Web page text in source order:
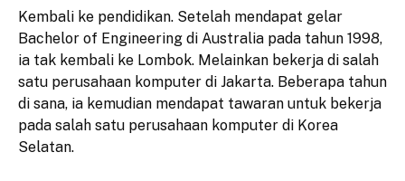
Kembali ke pendidikan. Setelah mendapat gelar
Bachelor of Engineering di Australia pada tahun 1998,
ia tak kembali ke Lombok. Melainkan bekerja di salah
satu perusahaan komputer di Jakarta. Beberapa tahun
di sana, ia kemudian mendapat tawaran untuk bekerja
pada salah satu perusahaan komputer di Korea
Selatan.